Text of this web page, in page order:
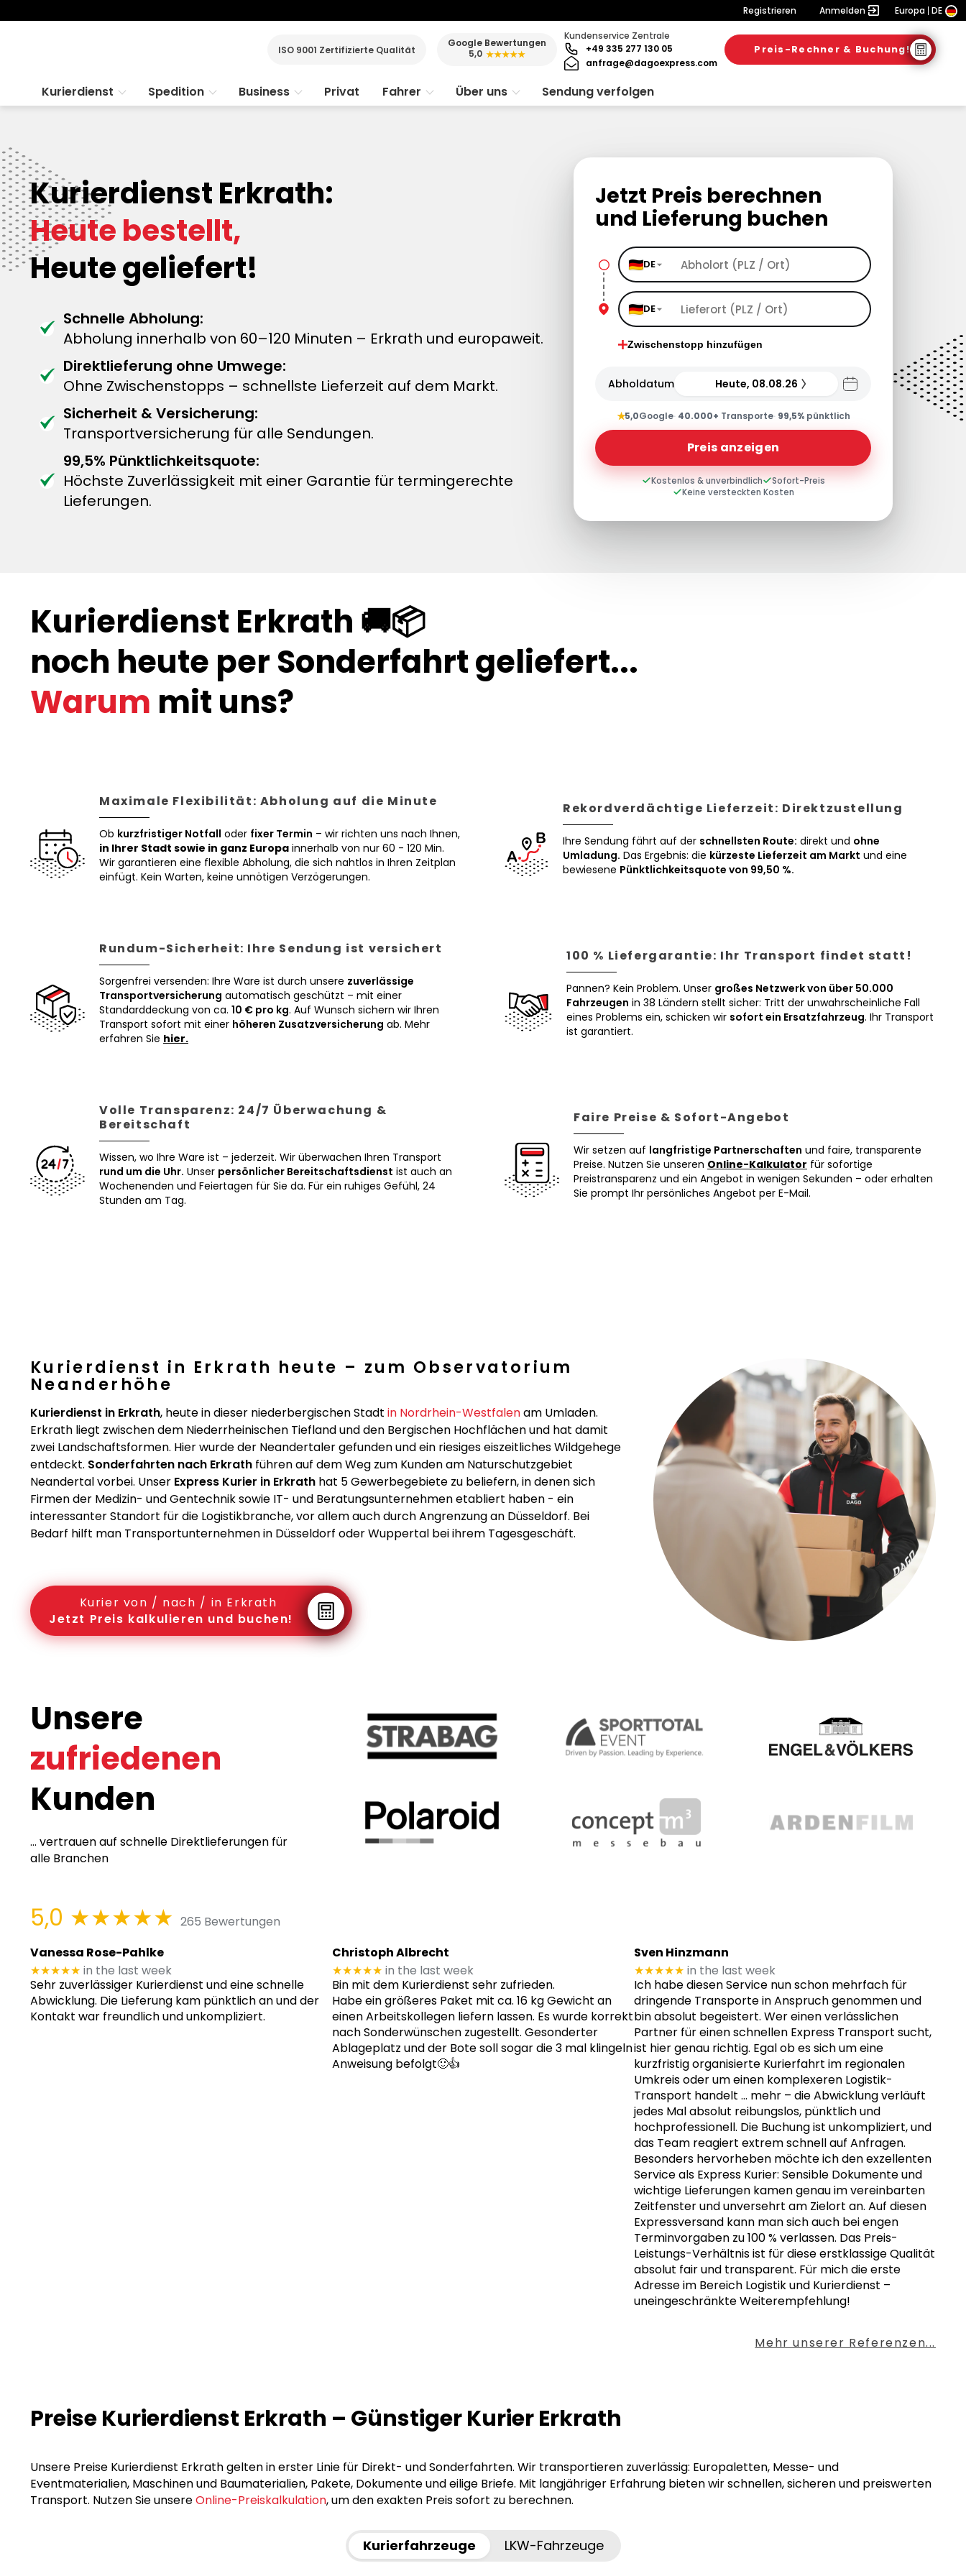
Registrieren Anmelden Europa DE
ISO 9001 Zertifizierte Qualität
Google Bewertungen
5,0 ★★★★★
Kundenservice Zentrale
+49 335 277 130 05
anfrage@dagoexpress.com
Preis-Rechner & Buchung!
Kurierdienst Spedition Business Privat Fahrer Über uns Sendung verfolgen
Kurierdienst Erkrath:
Heute bestellt,
Heute geliefert!
Schnelle Abholung:
Abholung innerhalb von 60–120 Minuten – Erkrath und europaweit.
Direktlieferung ohne Umwege:
Ohne Zwischenstopps – schnellste Lieferzeit auf dem Markt.
Sicherheit & Versicherung:
Transportversicherung für alle Sendungen.
99,5% Pünktlichkeitsquote:
Höchste Zuverlässigkeit mit einer Garantie für termingerechte
Lieferungen.
Jetzt Preis berechnen
und Lieferung buchen
DE
DE
Zwischenstopp hinzufügen
Abholdatum Heute, 08.08.26
★5,0Google· 40.000+ Transporte· 99,5%pünktlich
Preis anzeigen
Kostenlos & unverbindlich
Sofort-Preis
Keine versteckten Kosten
Kurierdienst Erkrath 🚚📦
noch heute per Sonderfahrt geliefert...
Warum mit uns?
Maximale Flexibilität: Abholung auf die Minute
Ob kurzfristiger Notfall oder fixer Termin – wir richten uns nach Ihnen,
in Ihrer Stadt sowie in ganz Europa innerhalb von nur 60 - 120 Min.
Wir garantieren eine flexible Abholung, die sich nahtlos in Ihren Zeitplan
einfügt. Kein Warten, keine unnötigen Verzögerungen.
Rekordverdächtige Lieferzeit: Direktzustellung
Ihre Sendung fährt auf der schnellsten Route: direkt und ohne
Umladung. Das Ergebnis: die kürzeste Lieferzeit am Markt und eine
bewiesene Pünktlichkeitsquote von 99,50 %.
Rundum-Sicherheit: Ihre Sendung ist versichert
Sorgenfrei versenden: Ihre Ware ist durch unsere zuverlässige
Transportversicherung automatisch geschützt – mit einer
Standarddeckung von ca. 10 € pro kg. Auf Wunsch sichern wir Ihren
Transport sofort mit einer höheren Zusatzversicherung ab. Mehr
erfahren Sie hier.
100 % Liefergarantie: Ihr Transport findet statt!
Pannen? Kein Problem. Unser großes Netzwerk von über 50.000
Fahrzeugen in 38 Ländern stellt sicher: Tritt der unwahrscheinliche Fall
eines Problems ein, schicken wir sofort ein Ersatzfahrzeug. Ihr Transport
ist garantiert.
Volle Transparenz: 24/7 Überwachung &
Bereitschaft
Wissen, wo Ihre Ware ist – jederzeit. Wir überwachen Ihren Transport
rund um die Uhr. Unser persönlicher Bereitschaftsdienst ist auch an
Wochenenden und Feiertagen für Sie da. Für ein ruhiges Gefühl, 24
Stunden am Tag.
Faire Preise & Sofort-Angebot
Wir setzen auf langfristige Partnerschaften und faire, transparente
Preise. Nutzen Sie unseren Online-Kalkulator für sofortige
Preistransparenz und ein Angebot in wenigen Sekunden – oder erhalten
Sie prompt Ihr persönliches Angebot per E-Mail.
Kurierdienst in Erkrath heute – zum Observatorium
Neanderhöhe
Kurierdienst in Erkrath, heute in dieser niederbergischen Stadt in Nordrhein-Westfalenam Umladen.
Erkrath liegt zwischen dem Niederrheinischen Tiefland und den Bergischen Hochflächen und hat damit
zwei Landschaftsformen. Hier wurde der Neandertaler gefunden und ein riesiges eiszeitliches Wildgehege
entdeckt. Sonderfahrten nach Erkrath führen auf dem Weg zum Kunden am Naturschutzgebiet
Neandertal vorbei. Unser Express Kurier in Erkrath hat 5 Gewerbegebiete zu beliefern, in denen sich
Firmen der Medizin- und Gentechnik sowie IT- und Beratungsunternehmen etabliert haben - ein
interessanter Standort für die Logistikbranche, vor allem auch durch Angrenzung an Düsseldorf. Bei
Bedarf hilft man Transportunternehmen in Düsseldorf oder Wuppertal bei ihrem Tagesgeschäft.
Kurier von / nach / in Erkrath
Jetzt Preis kalkulieren und buchen!
Unsere
zufriedenen
Kunden
... vertrauen auf schnelle Direktlieferungen für
alle Branchen
5,0 ★★★★★ 265 Bewertungen
Vanessa Rose-Pahlke
★★★★★ in the last week
Sehr zuverlässiger Kurierdienst und eine schnelle
Abwicklung. Die Lieferung kam pünktlich an und der
Kontakt war freundlich und unkompliziert.
Christoph Albrecht
★★★★★ in the last week
Bin mit dem Kurierdienst sehr zufrieden.
Habe ein größeres Paket mit ca. 16 kg Gewicht an
einen Arbeitskollegen liefern lassen. Es wurde korrekt
nach Sonderwünschen zugestellt. Gesonderter
Ablageplatz und der Bote soll sogar die 3 mal klingeln
Anweisung befolgt🙂👍
Sven Hinzmann
★★★★★ in the last week
Ich habe diesen Service nun schon mehrfach für
dringende Transporte in Anspruch genommen und
bin absolut begeistert. Wer einen verlässlichen
Partner für einen schnellen Express Transport sucht,
ist hier genau richtig. Egal ob es sich um eine
kurzfristig organisierte Kurierfahrt im regionalen
Umkreis oder um einen komplexeren Logistik-
Transport handelt … mehr– die Abwicklung verläuft
jedes Mal absolut reibungslos, pünktlich und
hochprofessionell. Die Buchung ist unkompliziert, und
das Team reagiert extrem schnell auf Anfragen.
Besonders hervorheben möchte ich den exzellenten
Service als Express Kurier: Sensible Dokumente und
wichtige Lieferungen kamen genau im vereinbarten
Zeitfenster und unversehrt am Zielort an. Auf diesen
Expressversand kann man sich auch bei engen
Terminvorgaben zu 100 % verlassen. Das Preis-
Leistungs-Verhältnis ist für diese erstklassige Qualität
absolut fair und transparent. Für mich die erste
Adresse im Bereich Logistik und Kurierdienst –
uneingeschränkte Weiterempfehlung!
Mehr unserer Referenzen...
Preise Kurierdienst Erkrath – Günstiger Kurier Erkrath
Unsere Preise Kurierdienst Erkrath gelten in erster Linie für Direkt- und Sonderfahrten. Wir transportieren zuverlässig: Europaletten, Messe- und
Eventmaterialien, Maschinen und Baumaterialien, Pakete, Dokumente und eilige Briefe. Mit langjähriger Erfahrung bieten wir schnellen, sicheren und preiswerten
Transport. Nutzen Sie unsereOnline-Preiskalkulation, um den exakten Preis sofort zu berechnen.
Kurierfahrzeuge LKW-Fahrzeuge